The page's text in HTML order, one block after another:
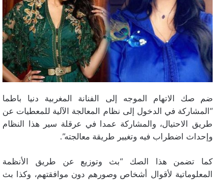
ضم صك الاتهام الموجه إلى الفنانة المغربية دنيا باطما
“المشاركة في الدخول إلى نظام المعالجة الآلية للمعطيات عن
طريق الاحتيال، والمشاركة عمدا في عرقلة سير هذا النظام
وإحداث اضطراب فيه وتغيير طريقة معالجته”.
كما تضمن هذا الصك “بث وتوزيع عن طريق الأنظمة
المعلوماتية لأقوال أشخاص وصورهم دون موافقتهم، وكذا بث